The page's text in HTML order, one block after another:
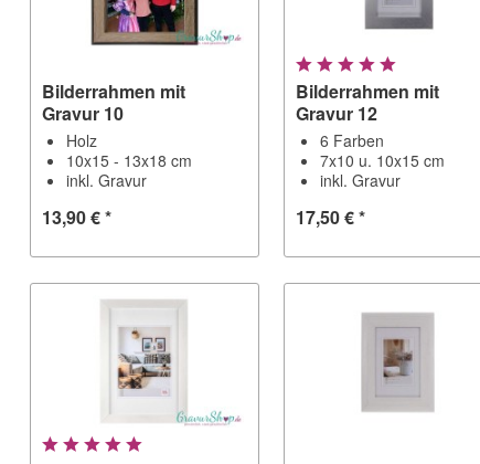
Bilderrahmen mit
Gravur 10
Holz
10x15 - 13x18 cm
inkl. Gravur
13,90 € *
Bilderrahmen mit
Gravur 12
6 Farben
7x10 u. 10x15 cm
inkl. Gravur
17,50 € *